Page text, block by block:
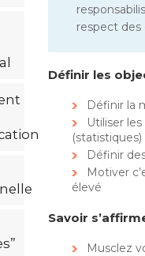
respect des
Définir les
Définir la
Utiliser
(statistiques)
Définir
Motiver
élevé
Savoir
Musclez